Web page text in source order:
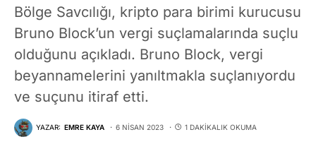
Bölge Savcılığı, kripto para birimi kurucusu
Bruno Block’un vergi suçlamalarında suçlu
olduğunu açıkladı. Bruno Block, vergi
beyannamelerini yanıltmakla suçlanıyordu
ve suçunu itiraf etti.
YAZAR: EMRE KAYA 6 NISAN 2023 1 DAKIKALIK OKUMA